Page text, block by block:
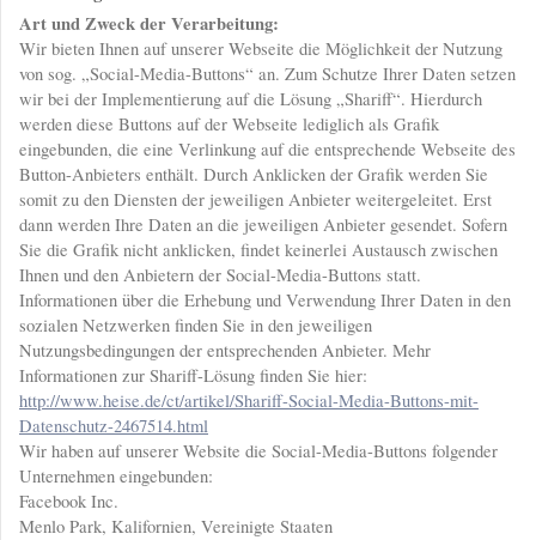
Art und Zweck der Verarbeitung:
Wir bieten Ihnen auf unserer Webseite die Möglichkeit der Nutzung
von sog. „Social-Media-Buttons“ an. Zum Schutze Ihrer Daten setzen
wir bei der Implementierung auf die Lösung „Shariff“. Hierdurch
werden diese Buttons auf der Webseite lediglich als Grafik
eingebunden, die eine Verlinkung auf die entsprechende Webseite des
Button-Anbieters enthält. Durch Anklicken der Grafik werden Sie
somit zu den Diensten der jeweiligen Anbieter weitergeleitet. Erst
dann werden Ihre Daten an die jeweiligen Anbieter gesendet. Sofern
Sie die Grafik nicht anklicken, findet keinerlei Austausch zwischen
Ihnen und den Anbietern der Social-Media-Buttons statt.
Informationen über die Erhebung und Verwendung Ihrer Daten in den
sozialen Netzwerken finden Sie in den jeweiligen
Nutzungsbedingungen der entsprechenden Anbieter. Mehr
Informationen zur Shariff-Lösung finden Sie hier:
http://www.heise.de/ct/artikel/Shariff-Social-Media-Buttons-mit-
Datenschutz-2467514.html
Wir haben auf unserer Website die Social-Media-Buttons folgender
Unternehmen eingebunden:
Facebook Inc.
Menlo Park, Kalifornien, Vereinigte Staaten